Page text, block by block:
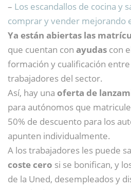
– Los escandallos de cocina y
comprar y vender mejorando
Ya están abiertas las
que cuentan con ayudas con
formación y cualificación
trabajadores del sector.
Así, hay una oferta de
para autónomos que
50% de descuento para los
apunten individualmente.
A los trabajadores les puede
coste cero si se bonifican, y
de la Uned, desempleados y